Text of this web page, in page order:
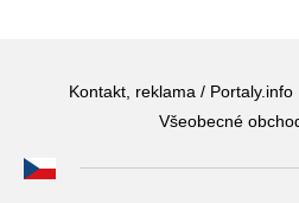
Kontakt, reklama / Portaly.info
Všeobecné